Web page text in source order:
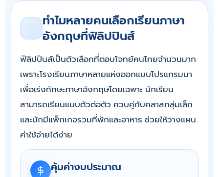
ทำไมหลายคนเลือกเรียนภาษา
อังกฤษที่ฟิลิปปินส์
ฟิลิปปินส์เป็นตัวเลือกที่ตอบโจทย์คนไทยจำนวนมาก
เพราะโรงเรียนภาษาหลายแห่งออกแบบโปรแกรมมา
เพื่อเร่งทักษะภาษาอังกฤษโดยเฉพาะ นักเรียน
สามารถเรียนแบบตัวต่อตัว ควบคู่กับคลาสกลุ่มเล็ก
และมักมีแพ็กเกจรวมที่พักและอาหาร ช่วยให้วางแผน
ค่าใช้จ่ายได้ง่าย
คุ้มค่างบประมาณ